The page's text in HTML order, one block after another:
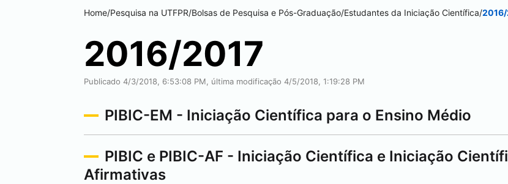
Home/Pesquisa na UTFPR/Bolsas de Pesquisa e Pós-Graduação/Estudantes da Iniciação Científica/
2016/2017
Publicado 4/3/2018, 6:53:08 PM, última modificação 4/5/2018, 1:19:28 PM
PIBIC-EM - Iniciação Científica para o Ensino Médio
PIBIC e PIBIC-AF - Iniciação Científica e Iniciação
Afirmativas